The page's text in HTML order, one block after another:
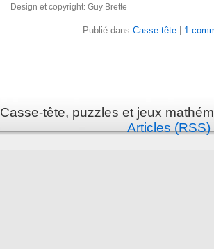
Design et copyright: Guy Brette
Publié dans Casse-tête| 1
Casse-tête, puzzles et jeux
Articles (RSS)